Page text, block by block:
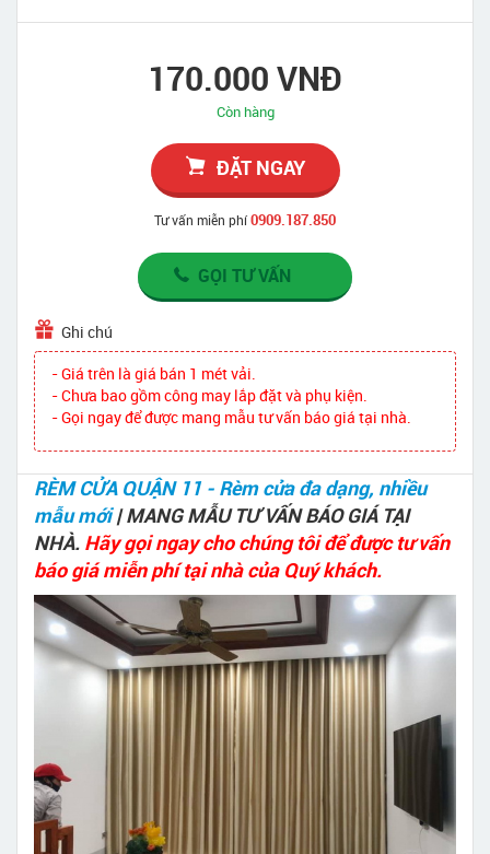
170.000 VNĐ
Còn hàng
ĐẶT NGAY
Tư vấn miễn phí0909.187.850
GỌI TƯ VẤN
Ghi chú
- Giá trên là giá bán 1 mét vải.
- Chưa bao gồm công may lắp đặt và phụ kiện.
- Gọi ngay để được mang mẫu tư vấn báo giá tại nhà.
RÈM CỬA QUẬN 11 - Rèm cửa đa dạng, nhiều
mẫu mới| MANG MẪU TƯ VẤN BÁO GIÁ TẠI
NHÀ. Hãy gọi ngay cho chúng tôi để được tư vấn
báo giá miễn phí tại nhà của Quý khách.